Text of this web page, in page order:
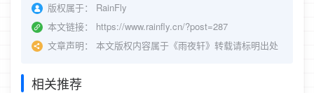
版权属于：
RainFly
本文链接：
https://www.rainfly.cn/?post=287
文章声明：
本文版权内容属于《雨夜轩》转载请标明出处
相关推荐